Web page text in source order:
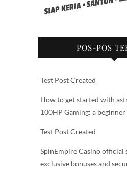
POS-POS
Test Post Created
How to get started with
100HP Gaming: a
Test Post Created
SpinEmpire Casino official
exclusive bonuses and